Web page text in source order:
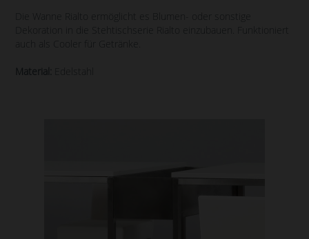
Die Wanne Rialto ermöglicht es Blumen- oder sonstige
Dekoration in die Stehtischserie Rialto einzubauen. Funktioniert
auch als Cooler für Getränke.
Material: Edelstahl